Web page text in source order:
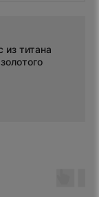
из титана